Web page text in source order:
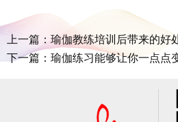
上一篇：瑜伽教练培训后带来的好
下一篇：瑜伽练习能够让你一点点